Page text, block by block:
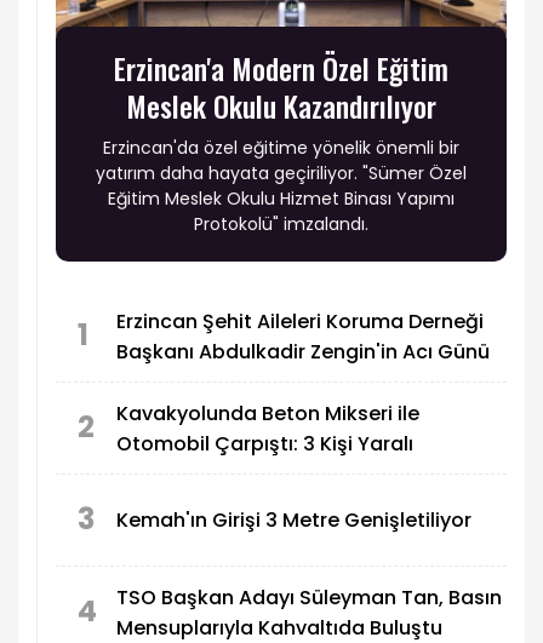
Erzincan'a Modern Özel Eğitim
Meslek Okulu Kazandırılıyor
Erzincan'da özel eğitime yönelik önemli bir
yatırım daha hayata geçiriliyor. "Sümer Özel
Eğitim Meslek Okulu Hizmet Binası Yapımı
Protokolü" imzalandı.
1
Erzincan Şehit Aileleri Koruma Derneği
Başkanı Abdulkadir Zengin'in Acı Günü
2
Kavakyolunda Beton Mikseri ile
Otomobil Çarpıştı: 3 Kişi Yaralı
3 Kemah'ın Girişi 3 Metre Genişletiliyor
4
TSO Başkan Adayı Süleyman Tan, Basın
Mensuplarıyla Kahvaltıda Buluştu